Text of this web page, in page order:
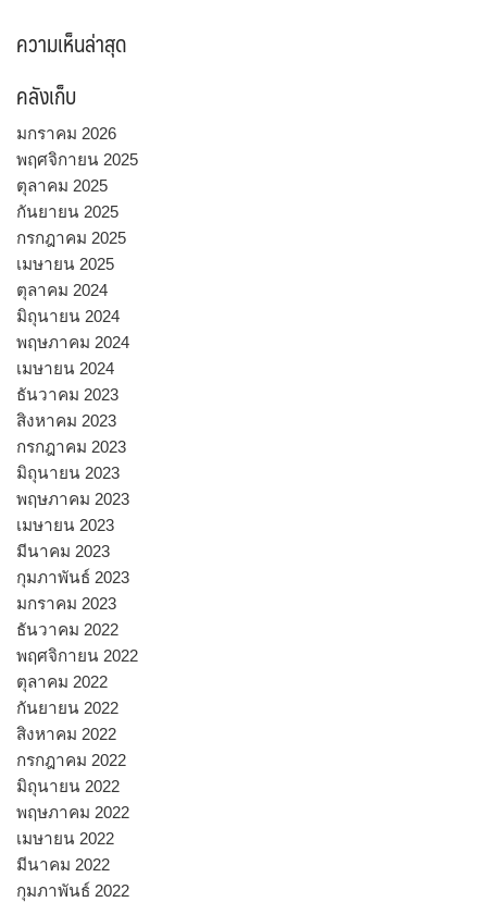
ความเห็นล่าสุด
คลังเก็บ
มกราคม 2026
พฤศจิกายน 2025
ตุลาคม 2025
กันยายน 2025
กรกฎาคม 2025
เมษายน 2025
ตุลาคม 2024
มิถุนายน 2024
พฤษภาคม 2024
เมษายน 2024
ธันวาคม 2023
สิงหาคม 2023
กรกฎาคม 2023
มิถุนายน 2023
พฤษภาคม 2023
เมษายน 2023
มีนาคม 2023
กุมภาพันธ์ 2023
มกราคม 2023
ธันวาคม 2022
พฤศจิกายน 2022
ตุลาคม 2022
กันยายน 2022
สิงหาคม 2022
กรกฎาคม 2022
มิถุนายน 2022
พฤษภาคม 2022
เมษายน 2022
มีนาคม 2022
กุมภาพันธ์ 2022